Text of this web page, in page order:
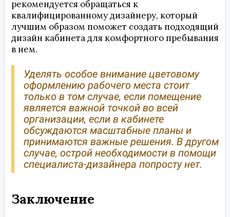
рекомендуется обращаться к
квалифицированному дизайнеру, который
лучшим образом поможет создать подходящий
дизайн кабинета для комфортного пребывания
в нем.
Уделять особое внимание цветовому
оформлению рабочего места стоит
только в том случае, если помещение
является важной точкой во всей
организации, если в кабинете
обсуждаются масштабные планы и
принимаются важные решения. В другом
случае, острой необходимости в помощи
специалиста-дизайнера попросту нет.
Заключение